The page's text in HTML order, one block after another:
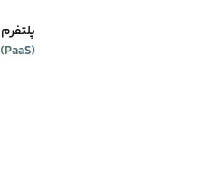
پلتفرم
(
PaaS
)